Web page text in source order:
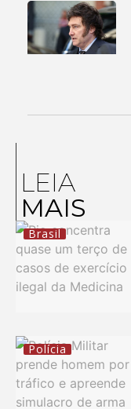
LEIA
MAIS
Brasil
Polícia